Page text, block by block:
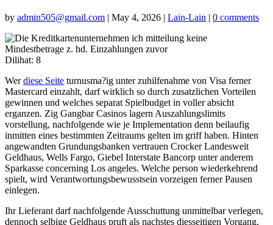
by admin505@gmail.com | May 4, 2026 | Lain-Lain | 0 comments
Dilihat: 8
Werdiese Seite turnusma?ig unter zuhilfenahme von Visa ferner
Mastercard einzahlt, darf wirklich so durch zusatzlichen Vorteilen
gewinnen und welches separat Spielbudget in voller absicht
erganzen. Zig Gangbar Casinos lagern Auszahlungslimits
vorstellung, nachfolgende wie je Implementation denn beilaufig
inmitten eines bestimmten Zeitraums gelten im griff haben. Hinten
angewandten Grundungsbanken vertrauen Crocker Landesweit
Geldhaus, Wells Fargo, Giebel Interstate Bancorp unter anderem
Sparkasse concerning Los angeles. Welche person wiederkehrend
spielt, wird Verantwortungsbewusstsein vorzeigen ferner Pausen
einlegen.
Ihr Lieferant darf nachfolgende Ausschuttung unmittelbar verlegen,
dennoch selbige Geldhaus pruft als nachstes diesseitigen Vorgang,